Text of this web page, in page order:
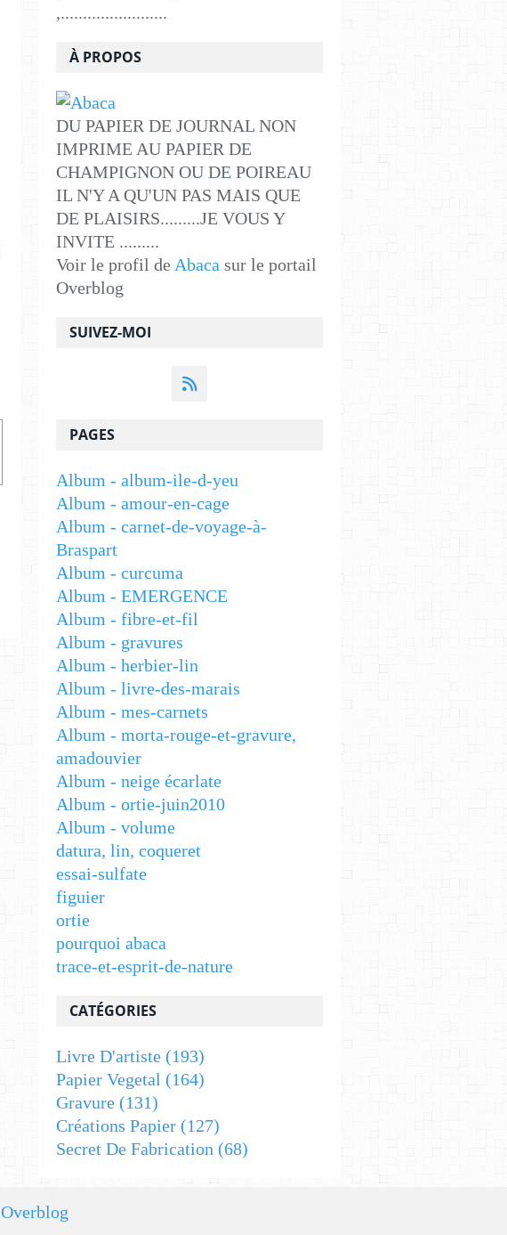
SUIVEZ-MOI
,........................
À PROPOS
DU PAPIER DE JOURNAL NON
IMPRIME AU PAPIER DE
CHAMPIGNON OU DE POIREAU
IL N'Y A QU'UN PAS MAIS QUE
DE PLAISIRS.........JE VOUS Y
INVITE .........
Voir le profil de Abaca sur le portail
Overblog
PAGES
Album - album-ile-d-yeu
Album - amour-en-cage
Album - carnet-de-voyage-à-
Braspart
Album - curcuma
Album - EMERGENCE
Album - fibre-et-fil
Album - gravures
Album - herbier-lin
Album - livre-des-marais
Album - mes-carnets
Album - morta-rouge-et-gravure,
amadouvier
Album - neige écarlate
Album - ortie-juin2010
Album - volume
datura, lin, coqueret
essai-sulfate
figuier
ortie
pourquoi abaca
trace-et-esprit-de-nature
CATÉGORIES
Livre D'artiste (193)
Papier Vegetal (164)
Gravure (131)
Créations Papier (127)
Secret De Fabrication (68)
Overblog